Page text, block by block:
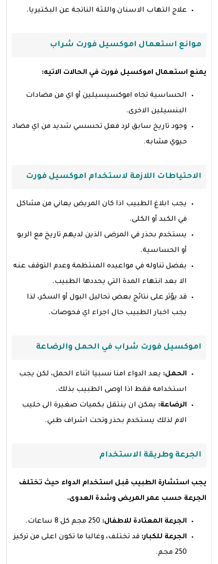
علاج التهاب الاسنان واللثة الناتجة عن البكتيريا.
موانع استعمال اموكسيل فورت شراب
يمنع استعمال اموكسيل فورت في الحالات الاتيه:
الحساسية تجاه اموكسيسيلين أو اي من مضادات
البنسيلين الاخرى.
وجود تاريخ سابق لرد فعل تحسسي شديد من اي مضاد
حيوي مشابه.
الاحتياطات اللازمة لاستخدام اموكسيل فورت
يجب ابلاغ الطبيب اذا كان المريض يعاني من مشاكل
في الكبد أو الكلى.
يستخدم بحذر في المرضى الذين لديهم تاريخ مع الربو
أو الحساسية.
يفضل تناوله في مواعيده المنتظمة وعدم التوقف عنه
الا بعد انتهاء المدة التي يحددها الطبيب.
قد يؤثر على نتائج بعض تحاليل البول أو السكر، لذا
يجب اخبار الطبيب حال اجراء اي فحوصات.
اموكسيل فورت شراب في الحمل والرضاعة
الحمل: يعد الدواء امنا نسبيا اثناء الحمل، لكن يجب
استخدامه فقط اذا اوصى الطبيب بذلك.
الرضاعة: يمكن ان ينتقل بكميات صغيرة الى حليب
الام لذلك يستخدم بحذر وتحت اشراف طبي.
الجرعة وطريقة الاستخدام
يجب استشارة الطبيب قبل استخدام الدواء حيث تختلف
الجرعة حسب عمر المريض وشدة العدوى.
الجرعة المعتادة للاطفال:
الجرعة للكبار: قد تختلف، وغالبا ما تكون اعلى من تركيز
250 مجم.